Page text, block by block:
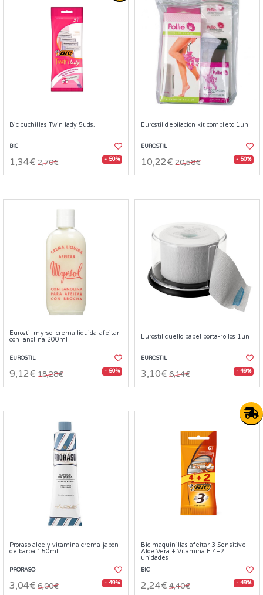
Bic cuchillas Twin lady 5uds.
BIC
1,34€ 2,70€ - 50%
Eurostil depilacion kit completo 1un
EUROSTIL
10,22€ 20,58€ - 50%
Eurostil myrsol crema liquida afeitar
con lanolina 200ml
EUROSTIL
9,12€ 18,28€ - 50%
Eurostil cuello papel porta-rollos 1un
EUROSTIL
3,10€ 6,14€ - 49%
Proraso aloe y vitamina crema jabon
de barba 150ml
PRORASO
3,04€ 6,00€ - 49%
Bic maquinillas afeitar 3 Sensitive
Aloe Vera + Vitamina E 4+2
unidades
BIC
2,24€ 4,40€ - 49%